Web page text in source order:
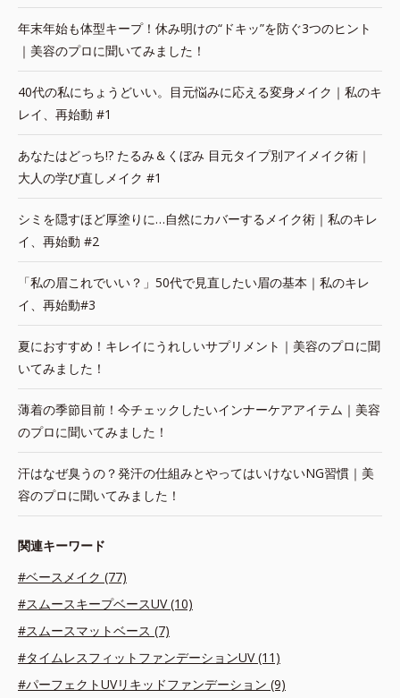
年末年始も体型キープ！休み明けの“ドキッ”を防ぐ3つのヒント
｜美容のプロに聞いてみました！
40代の私にちょうどいい。目元悩みに応える変身メイク｜私のキ
レイ、再始動 #1
あなたはどっち!? たるみ＆くぼみ 目元タイプ別アイメイク術｜
大人の学び直しメイク #1
シミを隠すほど厚塗りに…自然にカバーするメイク術｜私のキレ
イ、再始動 #2
「私の眉これでいい？」50代で見直したい眉の基本｜私のキレ
イ、再始動#3
夏におすすめ！キレイにうれしいサプリメント｜美容のプロに聞
いてみました！
薄着の季節目前！今チェックしたいインナーケアアイテム｜美容
のプロに聞いてみました！
汗はなぜ臭うの？発汗の仕組みとやってはいけないNG習慣｜美
容のプロに聞いてみました！
関連キーワード
#ベースメイク (77)
#スムースキープベースUV (10)
#スムースマットベース (7)
#タイムレスフィットファンデーションUV (11)
#パーフェクトUVリキッドファンデーション (9)